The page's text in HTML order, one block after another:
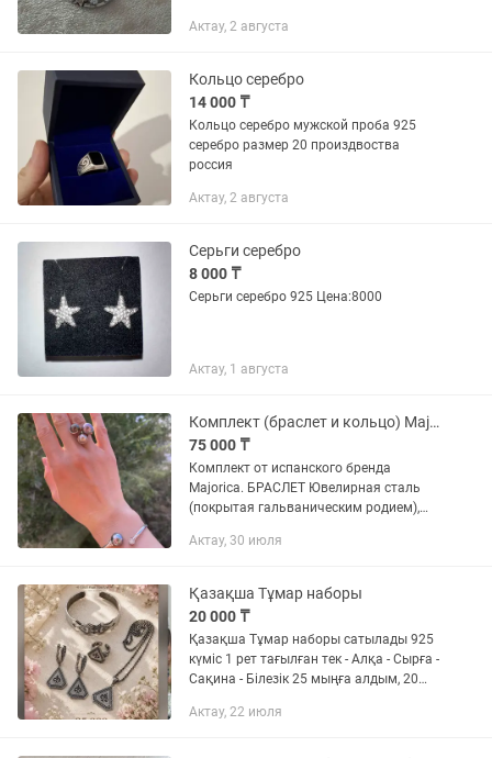
Актау, 2 августа
Кольцо серебро
14 000 ₸
Кольцо серебро мужской проба 925
серебро размер 20 произдвоства
россия
Актау, 2 августа
Серьги серебро
8 000 ₸
Серьги серебро 925 Цена:8000
Актау, 1 августа
Комплект (браслет и кольцо) Majorica с жемчугом
75 000 ₸
Комплект от испанского бренда
Majorica. БРАСЛЕТ Ювелирная сталь
(покрытая гальваническим родием),
органическая жемчужина. КОЛЬЦО
Актау, 30 июля
Қазақша Тұмар наборы
20 000 ₸
Қазақша Тұмар наборы сатылады 925
күміс 1 рет тағылған тек - Алқа - Сырға -
Сақина - Білезік 25 мыңға алдым, 20
Актау, 22 июля